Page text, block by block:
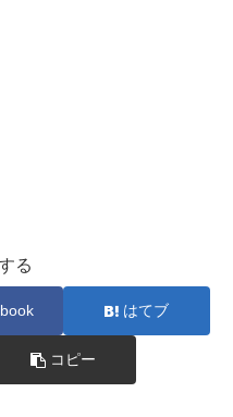
る
はてブ
コピー